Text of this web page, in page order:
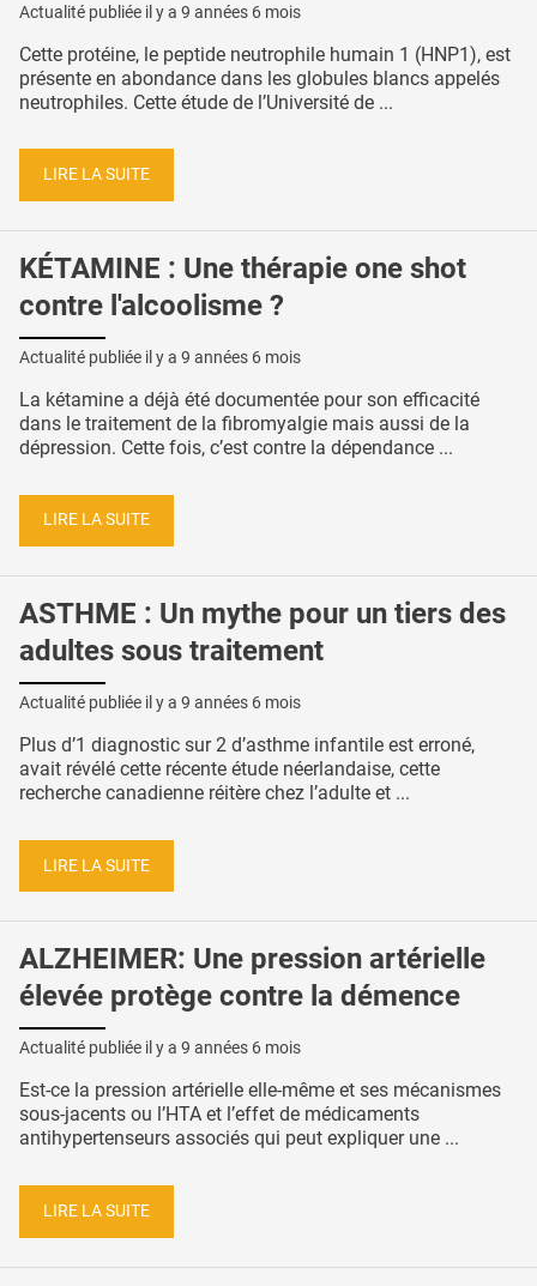
Actualité publiée il y a 9 années 6 mois
Cette protéine, le peptide neutrophile humain 1 (HNP1), est
présente en abondance dans les globules blancs appelés
neutrophiles. Cette étude de l’Université de ...
LIRE LA SUITE
KÉTAMINE : Une thérapie one shot
contre l'alcoolisme ?
Actualité publiée il y a 9 années 6 mois
La kétamine a déjà été documentée pour son efficacité
dans le traitement de la fibromyalgie mais aussi de la
dépression. Cette fois, c’est contre la dépendance ...
LIRE LA SUITE
ASTHME : Un mythe pour un tiers des
adultes sous traitement
Actualité publiée il y a 9 années 6 mois
Plus d’1 diagnostic sur 2 d’asthme infantile est erroné,
avait révélé cette récente étude néerlandaise, cette
recherche canadienne réitère chez l’adulte et ...
LIRE LA SUITE
ALZHEIMER: Une pression artérielle
élevée protège contre la démence
Actualité publiée il y a 9 années 6 mois
Est-ce la pression artérielle elle-même et ses mécanismes
sous-jacents ou l’HTA et l’effet de médicaments
antihypertenseurs associés qui peut expliquer une ...
LIRE LA SUITE